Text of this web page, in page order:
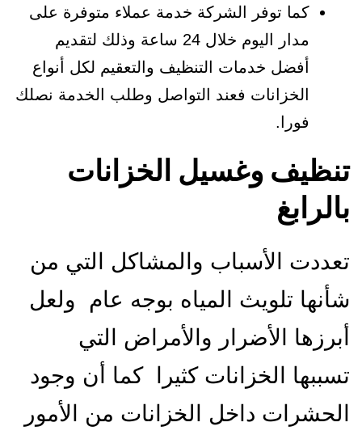
كما توفر الشركة خدمة عملاء متوفرة على
مدار اليوم خلال 24 ساعة وذلك لتقديم
أفضل خدمات التنظيف والتعقيم لكل أنواع
الخزانات فعند التواصل وطلب الخدمة نصلك
فورا.
تنظيف وغسيل الخزانات
بالرابغ
تعددت الأسباب والمشاكل التي من
شأنها تلويث المياه بوجه عام ولعل
أبرزها الأضرار والأمراض التي
تسببها الخزانات كثيرا كما أن وجود
الحشرات داخل الخزانات من الأمور